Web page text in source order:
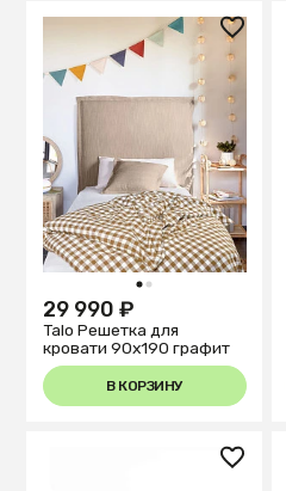
1 2
29 990 ₽
Talo Решетка для
кровати 90х190 графит
В КОРЗИНУ